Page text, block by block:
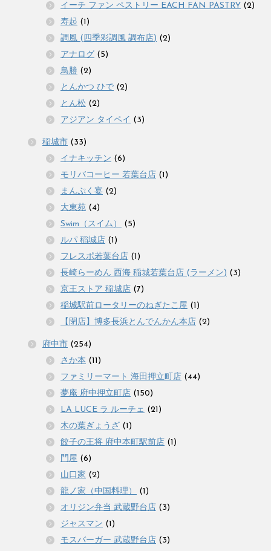
イーチ ファン ペストリー EACH FAN PASTRY (2)
寿起 (1)
調風 (四季彩調風 調布店) (2)
アナログ (5)
鳥勝 (2)
とんかつ ひで (2)
とん松 (2)
アジアン タイペイ (3)
稲城市 (33)
イナキッチン (6)
モリバコーヒー 若葉台店 (1)
まんぷく宴 (2)
大東苑 (4)
Swim（スイム）
(5)
ルパ 稲城店 (1)
フレスポ若葉台店 (1)
長崎らーめん 西海 稲城若葉台店 (ラーメン) (3)
京王ストア 稲城店 (7)
稲城駅前ロータリーのねぎたこ屋 (1)
【閉店】博多長浜とんでんかん本店 (2)
府中市 (254)
さか本 (11)
ファミリーマート 海田押立町店 (44)
夢庵 府中押立町店 (150)
LA LUCE ラ ルーチェ (21)
木の葉ぎょうざ (1)
餃子の王将 府中本町駅前店 (1)
門屋 (6)
山口家 (2)
龍ノ家（中国料理）
(1)
オリジン弁当 武蔵野台店 (3)
ジャスマン (1)
モスバーガー 武蔵野台店 (3)